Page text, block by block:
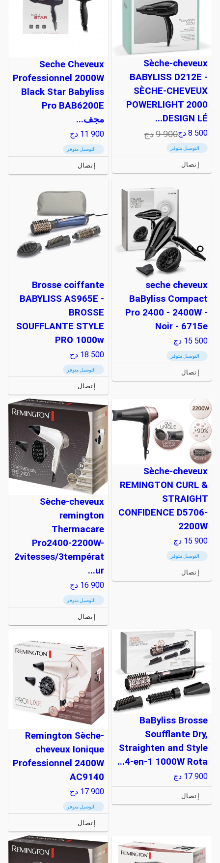
Sèche-cheveux
BABYLISS D212E -
SÈCHE-CHEVEUX
POWERLIGHT 2000
DESIGN LÉ...
8 500 دج9 900دج
التوصيل متوفر
إتصال
Seche Cheveux
Professionnel 2000W
Black Star Babyliss
Pro BAB6200E
مجف...
11 900 دج
التوصيل متوفر
إتصال
seche cheveux
BaByliss Compact
Pro 2400 - 2400W -
Noir - 6715e
15 500 دج
التوصيل متوفر
إتصال
Brosse coiffante
BABYLISS AS965E -
BROSSE
SOUFFLANTE STYLE
PRO 1000w
18 500 دج
التوصيل متوفر
إتصال
Sèche-cheveux
REMINGTON CURL &
STRAIGHT
CONFIDENCE D5706-
2200W
15 900 دج
التوصيل متوفر
إتصال
Sèche-cheveux
remington
Thermacare
Pro2400-2200W-
2vitesses/3températ
ur...
16 900 دج
التوصيل متوفر
إتصال
BaByliss Brosse
Soufflante Dry,
Straighten and Style
4-en-1 1000W Rota...
17 900 دج
إتصال
Remington Sèche-
cheveux Ionique
Professionnel 2400W
AC9140
17 900 دج
التوصيل متوفر
إتصال